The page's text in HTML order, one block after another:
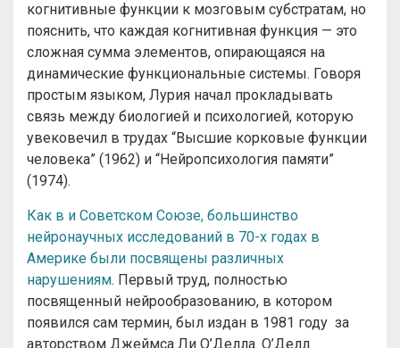
когнитивные функции к мозговым субстратам, но
пояснить, что каждая когнитивная функция — это
сложная сумма элементов, опирающаяся на
динамические функциональные системы. Говоря
простым языком, Лурия начал прокладывать
связь между биологией и психологией, которую
увековечил в трудах “Высшие корковые функции
человека” (1962) и “Нейропсихология памяти”
(1974).
Как в и Cоветском Cоюзе, большинство
нейронаучных исследований в 70-х годах в
Америке были посвящены различных
нарушениям. Первый труд, полностью
посвященный нейрообразованию, в котором
появился сам термин, был издан в 1981 году за
авторством Джеймса Ли О’Делла. О’Делл